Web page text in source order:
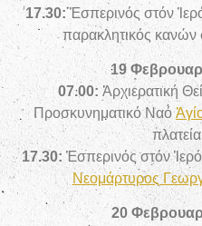
17.30:Ἑσπερινός στόν
παρακλητικός
19
07.00: Ἀρχιερατική
Προσκυνηματικό Ναό
17.30: Ἑσπερινός στόν
Νεομάρτυρος
20